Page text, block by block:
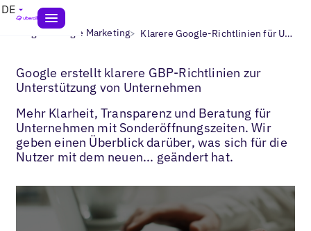
DE
Blogs> Google Marketing> Klarere Google-Richtlinien für Unternehmen
Google erstellt klarere GBP-Richtlinien zur
Unterstützung von Unternehmen
Mehr Klarheit, Transparenz und Beratung für
Unternehmen mit Sonderöffnungszeiten. Wir
geben einen Überblick darüber, was sich für die
Nutzer mit dem neuen... geändert hat.